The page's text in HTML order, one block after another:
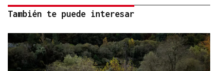
También te puede interesar